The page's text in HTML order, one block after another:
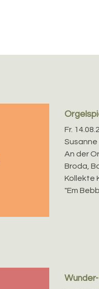
Fr.
Susanne
An der
Broda,
Kollekte
"Em